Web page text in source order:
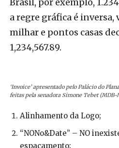
a regre gráfica é inversa,
milhar e pontos casas
1,234,567.89.
‘Invoice’ apresentado pelo Palácio do
feitas pela senadora Simone Tebet
Alinhamento da Logo;
“NONo&Date” – NO
espaçamento;